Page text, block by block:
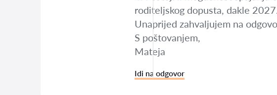
roditeljskog dopusta, dakle
Unaprijed zahvaljujem na
S poštovanjem,
Mateja
Idi na odgovor